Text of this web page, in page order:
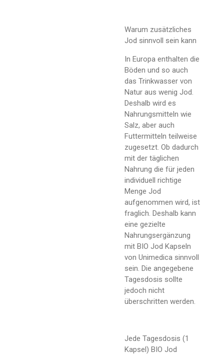
Warum zusätzliches
Jod sinnvoll sein kann
In Europa enthalten die
Böden und so auch
das Trinkwasser von
Natur aus wenig Jod.
Deshalb wird es
Nahrungsmitteln wie
Salz, aber auch
Futtermitteln teilweise
zugesetzt. Ob dadurch
mit der täglichen
Nahrung die für jeden
individuell richtige
Menge Jod
aufgenommen wird, ist
fraglich. Deshalb kann
eine gezielte
Nahrungsergänzung
mit BIO Jod Kapseln
von Unimedica sinnvoll
sein. Die angegebene
Tagesdosis sollte
jedoch nicht
überschritten werden.
Jede Tagesdosis (1
Kapsel) BIO Jod